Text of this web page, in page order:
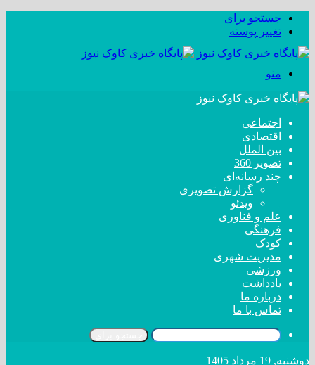
جستجو برای
تغییر پوسته
منو
اجتماعی
اقتصادی
بین الملل
تصویر 360
چند رسانه‌ای
گزارش تصویری
ویدئو
علم و فناوری
فرهنگی
کودک
مدیریت شهری
ورزشی
یادداشت
درباره ما
تماس با ما
دوشنبه, 19 مرداد 1405